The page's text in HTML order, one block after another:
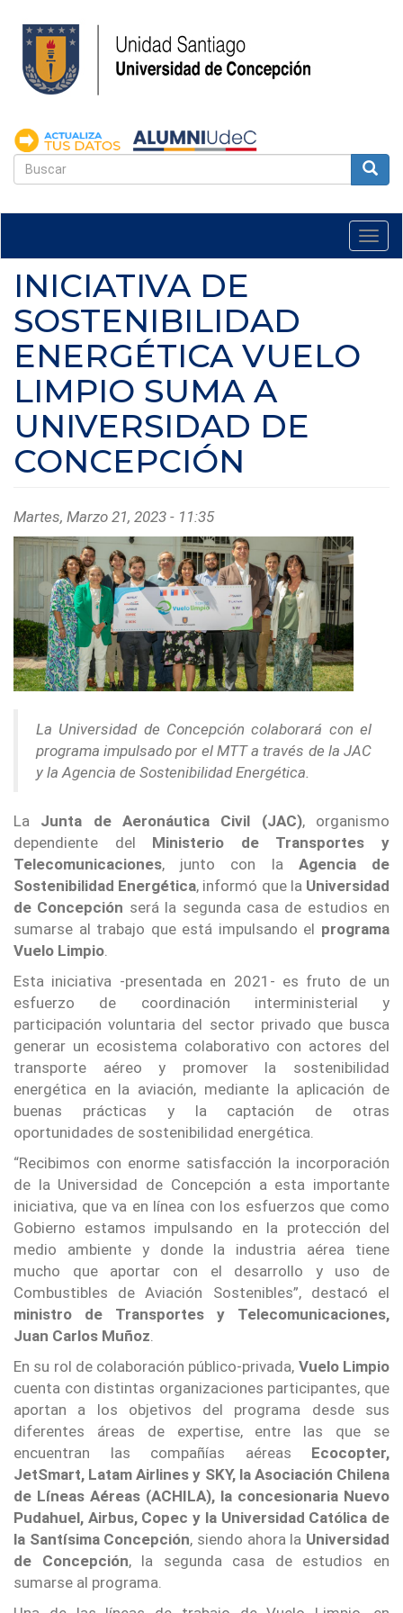
contenido
principal
FORMULARIO
INICIATIVA DE
SOSTENIBILIDAD
ENERGÉTICA VUELO
LIMPIO SUMA A
UNIVERSIDAD DE
CONCEPCIÓN
Martes, Marzo 21, 2023 - 11:35
La Universidad de Concepción colaborará con el
programa impulsado por el MTT a través de la JAC
y la Agencia de Sostenibilidad Energética.
La Junta de Aeronáutica Civil (JAC), organismo
dependiente del Ministerio de Transportes y
Telecomunicaciones, junto con la Agencia de
Sostenibilidad Energética, informó que la Universidad
de Concepción será la segunda casa de estudios en
sumarse al trabajo que está impulsando el programa
Vuelo Limpio
Esta iniciativa -presentada en 2021- es fruto de un
esfuerzo de coordinación interministerial y
participación voluntaria del sector privado que busca
generar un ecosistema colaborativo con actores del
transporte aéreo y promover la sostenibilidad
energética en la aviación, mediante la aplicación de
buenas prácticas y la captación de otras
oportunidades de sostenibilidad energética.
“Recibimos con enorme satisfacción la incorporación
de la Universidad de Concepción a esta importante
iniciativa, que va en línea con los esfuerzos que como
Gobierno estamos impulsando en la protección del
medio ambiente y donde la industria aérea tiene
mucho que aportar con el desarrollo y uso de
Combustibles de Aviación Sostenibles”, destacó el
ministro de Transportes y Telecomunicaciones,
Juan Carlos Muñoz
En su rol de colaboración público-privada, Vuelo Limpio
cuenta con distintas organizaciones participantes, que
aportan a los objetivos del programa desde sus
diferentes áreas de expertise, entre las que se
encuentran las compañías aéreas Ecocopter,
JetSmart, Latam Airlines y SKY, la Asociación Chilena
de Líneas Aéreas (ACHILA), la concesionaria Nuevo
Pudahuel, Airbus, Copec y la Universidad Católica de
la Santísima Concepción, siendo ahora la Universidad
de Concepción, la segunda casa de estudios en
sumarse al programa.